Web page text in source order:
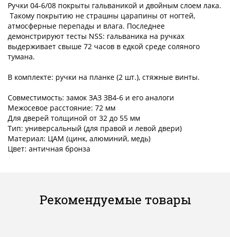
Ручки 04-6/08 покрыты гальваникой и двойным слоем лака.
Такому покрытию не страшны царапины от ногтей,
атмосферные перепады и влага. Последнее
демонстрируют тесты NSS: гальваника на ручках
выдерживает свыше 72 часов в едкой среде соляного
тумана.
В комплекте: ручки на планке (2 шт.), стяжные винты.
Совместимость: замок ЗАЗ ЗВ4-6 и его аналоги
Межосевое расстояние: 72 мм
Для дверей толщиной от 32 до 55 мм
Тип: универсальный (для правой и левой двери)
Материал: ЦАМ (цинк, алюминий, медь)
Цвет: античная бронза
Рекомендуемые товары